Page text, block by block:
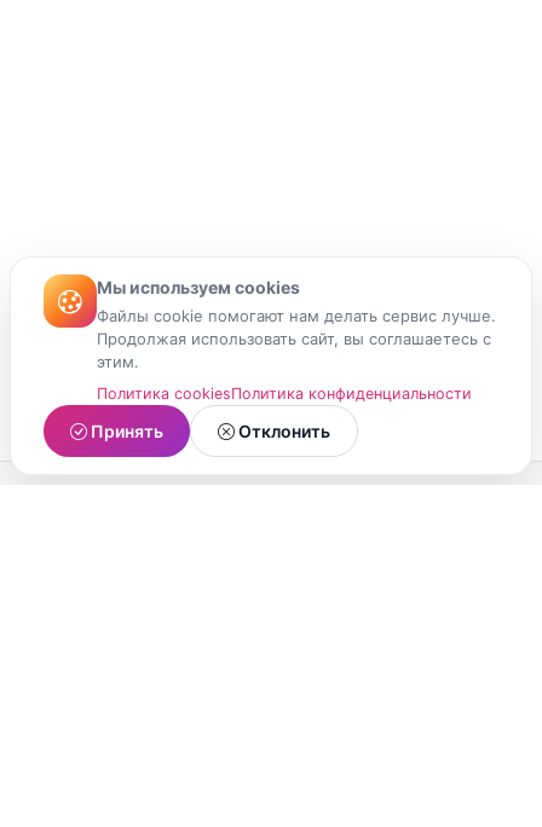
Мы используем cookies
Файлы cookie помогают нам делать сервис лучше.
Продолжая использовать сайт, вы соглашаетесь с
этим.
Политика cookiesПолитика конфиденциальности
Принять Отклонить